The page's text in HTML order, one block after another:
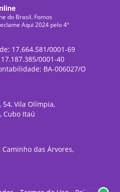
do Brasil. Fomos
Aqui 2024 pelo 4º
17.664.581/0001-69
0001-40
BA-006027/O
54, Vila Olímpia,
Cubo Itaú
das Árvores,